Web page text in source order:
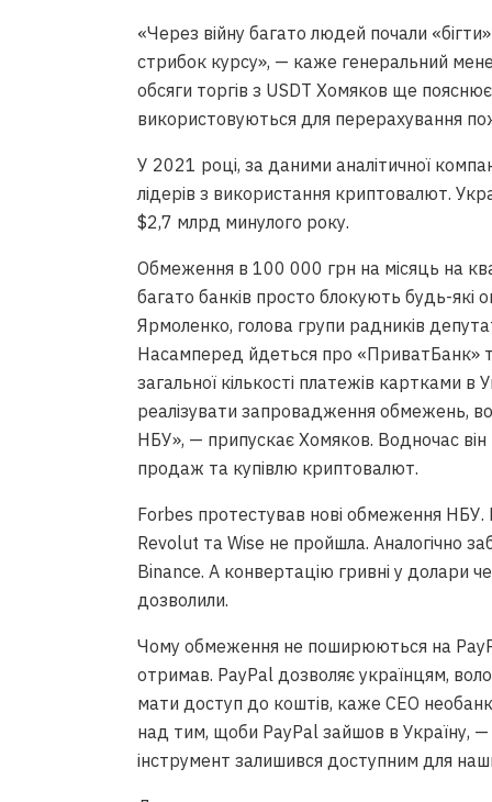
«Через війну багато людей почали
стрибок курсу», — каже генеральний
обсяги торгів з USDT Хомяков ще
використовуються для перерахування
У 2021 році, за даними аналітичної
лідерів з використання криптовалют.
$2,7 млрд минулого року.
Обмеження в 100 000 грн на місяць на
багато банків просто блокують будь-
Ярмоленко, голова групи радників
Насамперед йдеться про «ПриватБанк»
загальної кількості платежів картками
реалізувати запровадження обмежень,
НБУ», — припускає Хомяков. Водночас
продаж та купівлю криптовалют.
Forbes протестував нові обмеження
Revolut та Wise не пройшла. Аналогічно
Binance. А конвертацію гривні у долари
дозволили.
Чому обмеження не поширюються на
отримав. PayPal дозволяє українцям,
мати доступ до коштів, каже СЕО
над тим, щоби PayPal зайшов в Україну,
інструмент залишився доступним для